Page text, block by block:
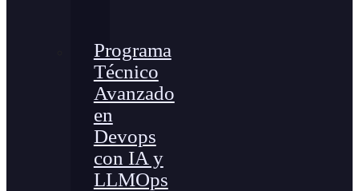
Programa
Técnico
Avanzado
en
Devops
con IA y
LLMOps